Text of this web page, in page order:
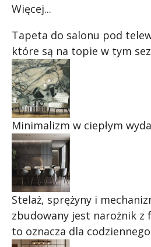
Więcej...
Tapeta do salonu pod
które są na topie w tym
Minimalizm w ciepłym
Stelaż, sprężyny i
zbudowany jest narożnik z
to oznacza dla